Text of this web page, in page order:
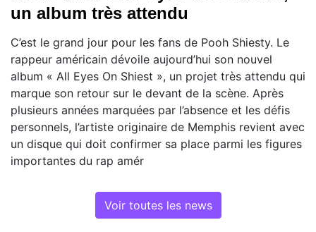
un album très attendu
C’est le grand jour pour les fans de Pooh Shiesty. Le
rappeur américain dévoile aujourd’hui son nouvel
album « All Eyes On Shiest », un projet très attendu qui
marque son retour sur le devant de la scène. Après
plusieurs années marquées par l’absence et les défis
personnels, l’artiste originaire de Memphis revient avec
un disque qui doit confirmer sa place parmi les figures
importantes du rap amér
Voir toutes les news